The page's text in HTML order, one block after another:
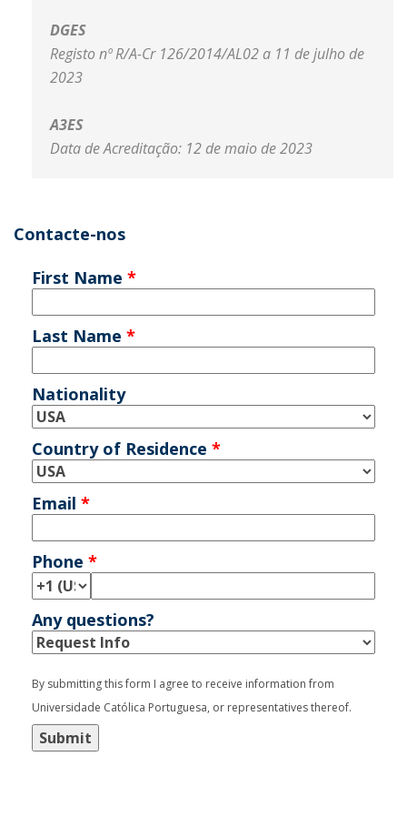
DGES
Registo nº R/A-Cr 126/2014/AL02 a 11 de julho de
2023​
A3ES
Data de Acreditação: 12 de maio de 2023
Contacte-nos
First Name *
Last Name *
Nationality
Country of Residence *
Email *
Phone *
Any questions?
By submitting this form I agree to receive information from
Universidade Católica Portuguesa, or representatives thereof.
Submit